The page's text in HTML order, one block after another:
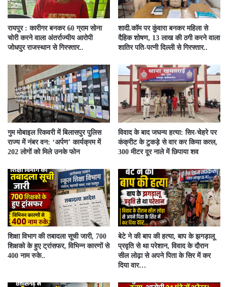
रायपुर : कारीगर बनकर 60 ग्राम सोना
चोरी करने वाला अंतर्राज्यीय आरोपी
जोधपुर राजस्थान से गिरफ्तार..
​शादी.कॉम पर कुंवारा बनकर महिला से
दैहिक शोषण, 13 लाख की ठगी करने वाला
शातिर पति-पत्नी दिल्ली से गिरफ्तार..
गुम मोबाइल रिकवरी में बिलासपुर पुलिस
राज्य में नंबर वन: ‘अर्पण’ कार्यक्रम में
202 लोगों को मिले उनके फोन
विवाद के बाद जघन्य हत्या: सिर-चेहरे पर
कंक्रीट के टुकड़े से वार कर किया कत्ल,
300 मीटर दूर नाले में छिपाया शव
शिक्षा विभाग की तबादला सूची जारी, 700
शिक्षको के हुए ट्रांसफर, विभिन्न कारणों से
400 नाम रुके..
बेटे ने की बाप की हत्या, बाप के झगड़ालू
प्रवृति से था परेशान, विवाद के दौरान
सील लोढ़ा से अपने पिता के सिर में कर
दिया वार…